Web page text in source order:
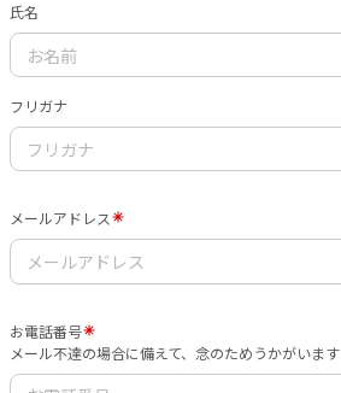
氏名
フリガナ
メールアドレス
お電話番号
メール不達の場合に備えて、念のためうかがいます